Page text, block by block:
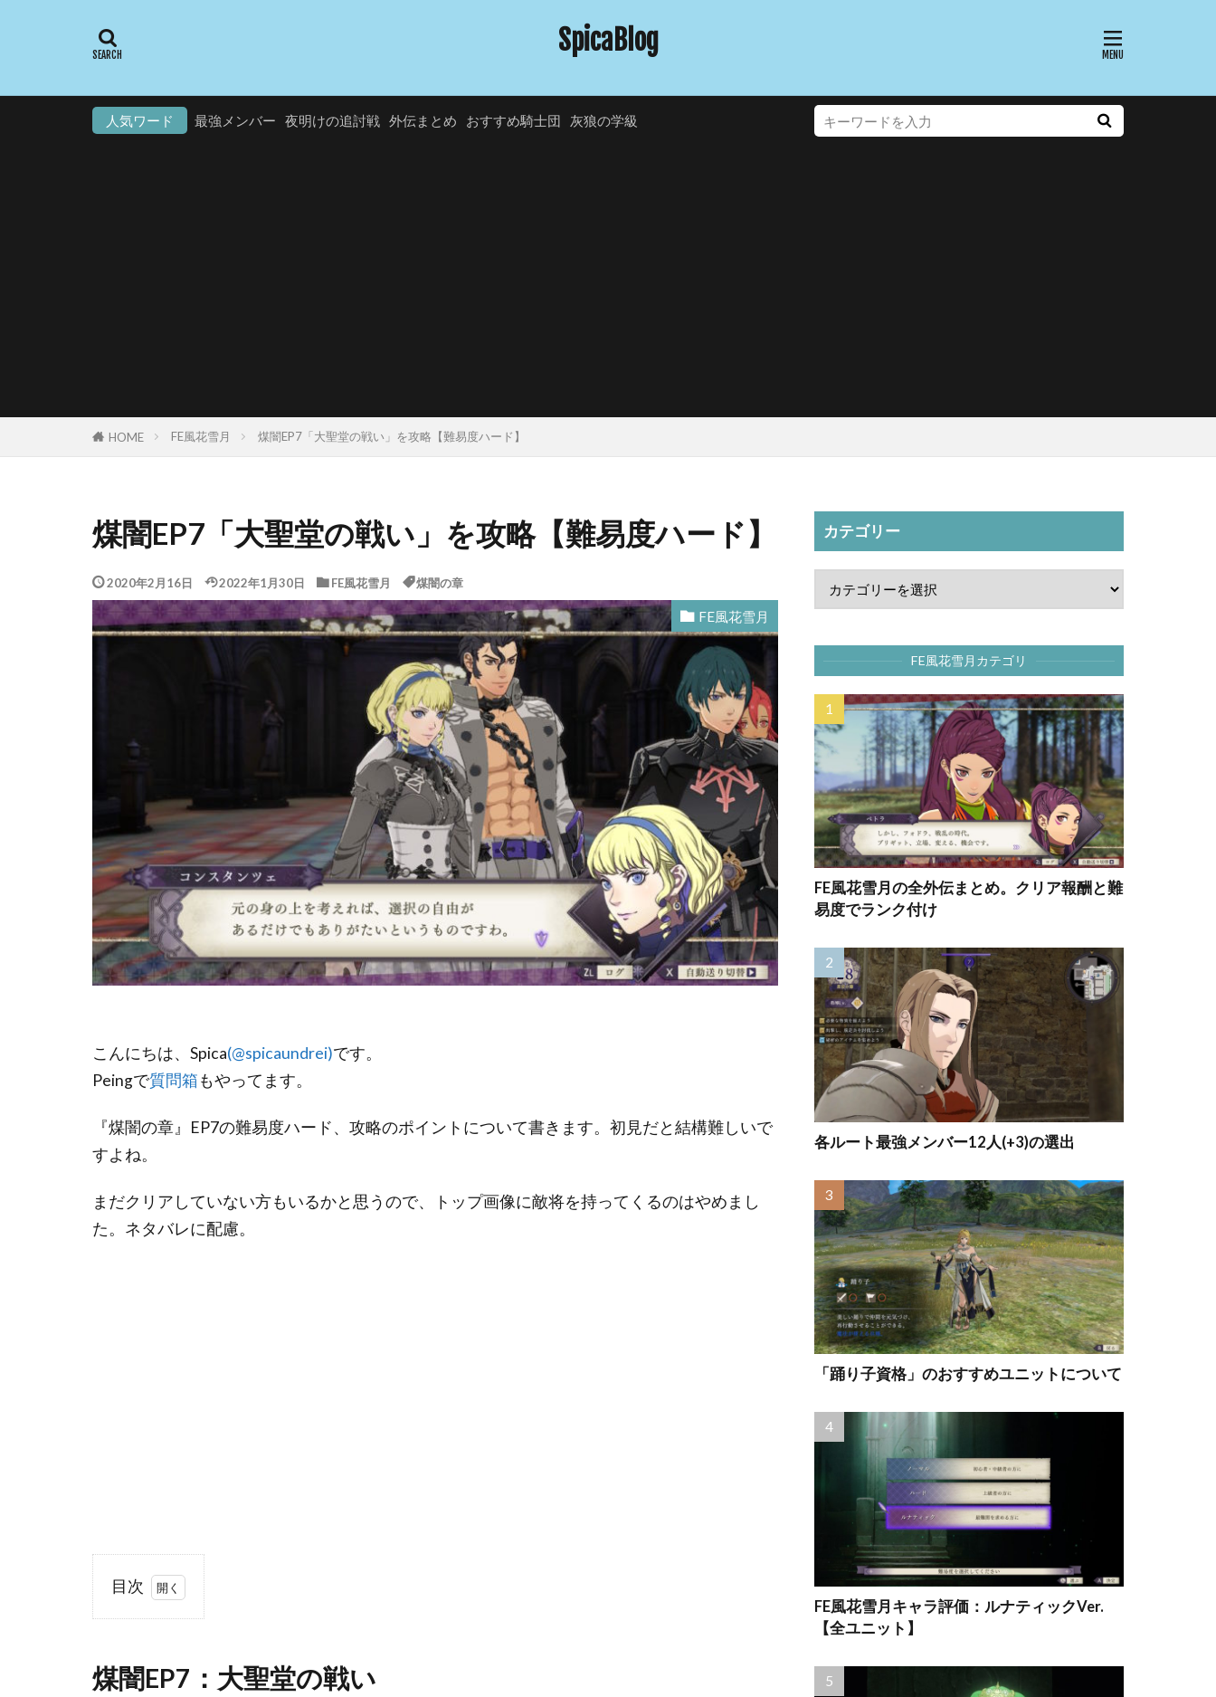
SpicaBlog
人気ワード 最強メンバー 夜明けの追討戦 外伝まとめ おすすめ騎士団 灰狼の学級
HOME FE風花雪月 煤闇EP7「大聖堂の戦い」を攻略【難易度ハード】
煤闇EP7「大聖堂の戦い」を攻略【難易度ハード】
2020年2月16日 2022年1月30日 FE風花雪月 煤闇の章
FE風花雪月
こんにちは、Spica(@spicaundrei)です。
Peingで質問箱もやってます。
『煤闇の章』EP7の難易度ハード、攻略のポイントについて書きます。初見だと結構難しいで
すよね。
まだクリアしていない方もいるかと思うので、トップ画像に敵将を持ってくるのはやめまし
た。ネタバレに配慮。
目次
1
EP7：
大聖
煤闇EP7：大聖堂の戦い
カテゴリー
FE風花雪月カテゴリ
FE風花雪月の全外伝まとめ。クリア報酬と難
易度でランク付け
各ルート最強メンバー12人(+3)の選出
「踊り子資格」のおすすめユニットについて
FE風花雪月キャラ評価：ルナティックVer.
【全ユニット】